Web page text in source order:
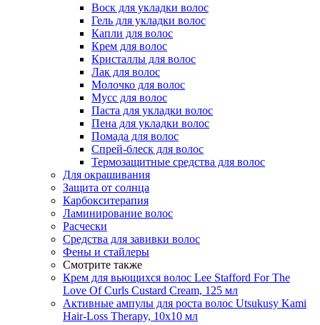
Воск для укладки волос
Гель для укладки волос
Капли для волос
Крем для волос
Кристаллы для волос
Лак для волос
Молочко для волос
Мусс для волос
Паста для укладки волос
Пена для укладки волос
Помада для волос
Спрей-блеск для волос
Термозащитные средства для волос
Для окрашивания
Защита от солнца
Карбокситерапия
Ламинирование волос
Расчески
Средства для завивки волос
Фены и стайлеры
Смотрите также
Крем для вьющихся волос Lee Stafford For The
Love Of Curls Custard Cream, 125 мл
Активные ампулы для роста волос Utsukusy Kami
Hair-Loss Therapy, 10х10 мл